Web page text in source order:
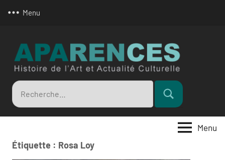
Menu
Recherche
pour
:
Rechercher
Menu
Étiquette : Rosa Loy